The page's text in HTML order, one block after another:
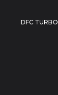
DFC TURBO